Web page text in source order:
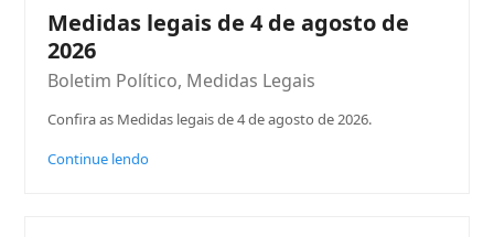
Medidas legais de 4 de agosto de
2026
Boletim Político, Medidas Legais
Confira as Medidas legais de 4 de agosto de 2026.
Continue lendo